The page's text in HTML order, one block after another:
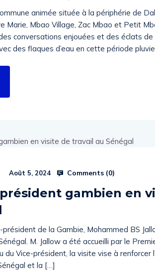
animée située à la périphérie de
Marie, Mbao Village, Zac Mbao et Petit
conversations enjouées et des éclats
des flaques d’eau en cette période
Août 5, 2024 Comments (0)
gambien en
président de la Gambie, Mohammed BS
M. Jallow a été accueilli par le
du Vice-président, la visite vise à renforcer
et la […]